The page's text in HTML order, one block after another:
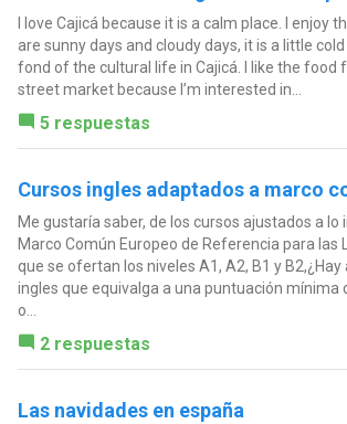
I love Cajicá because it is a calm place. I enjoy
are sunny days and cloudy days, it is a little cold
fond of the cultural life in Cajicá. I like the food
street market because I’m interested in...
5 respuestas
Cursos ingles adaptados a marco
Me gustaría saber, de los cursos ajustados a lo
Marco Común Europeo de Referencia para las
que se ofertan los niveles A1, A2, B1 y B2,¿Hay
ingles que equivalga a una puntuación mínima
o...
2 respuestas
Las navidades en españa